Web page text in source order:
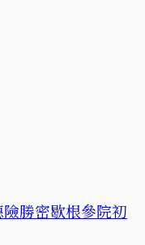
勝密歇根參院初